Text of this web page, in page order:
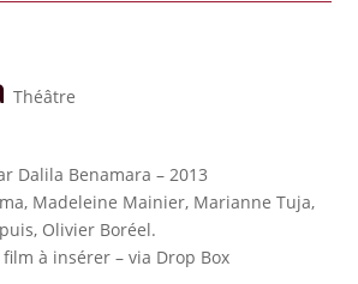
Théâtre
Dalila Benamara – 2013
Madeleine Mainier, Marianne Tuja,
Olivier Boréel.
à insérer – via Drop Box